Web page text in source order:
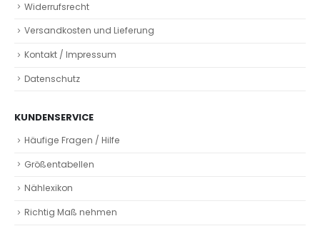
Widerrufsrecht
Versandkosten und Lieferung
Kontakt / Impressum
Datenschutz
KUNDENSERVICE
Häufige Fragen / Hilfe
Größentabellen
Nählexikon
Richtig Maß nehmen